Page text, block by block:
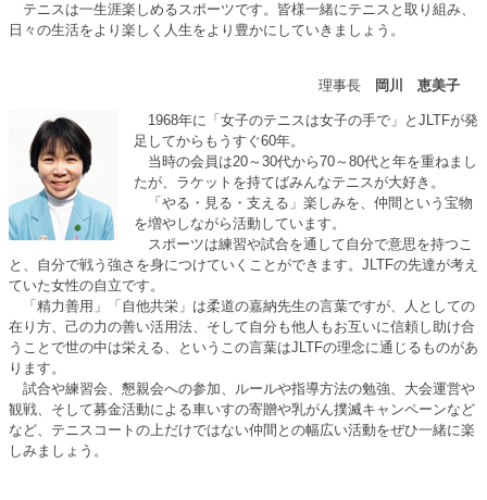
テニスは一生涯楽しめるスポーツです。皆様一緒にテニスと取り組み、
日々の生活をより楽しく人生をより豊かにしていきましょう。
理事長 岡川 恵美子
1968年に「女子のテニスは女子の手で」とJLTFが発
足してからもうすぐ60年。
当時の会員は20～30代から70～80代と年を重ねまし
たが、ラケットを持てばみんなテニスが大好き。
「やる・見る・支える」楽しみを、仲間という宝物
を増やしながら活動しています。
スポーツは練習や試合を通して自分で意思を持つこ
と、自分で戦う強さを身につけていくことができます。JLTFの先達が考え
ていた女性の自立です。
「精力善用」「自他共栄」は柔道の嘉納先生の言葉ですが、人としての
在り方、己の力の善い活用法、そして自分も他人もお互いに信頼し助け合
うことで世の中は栄える、というこの言葉はJLTFの理念に通じるものがあ
ります。
試合や練習会、懇親会への参加、ルールや指導方法の勉強、大会運営や
観戦、そして募金活動による車いすの寄贈や乳がん撲滅キャンペーンなど
など、テニスコートの上だけではない仲間との幅広い活動をぜひ一緒に楽
しみましょう。